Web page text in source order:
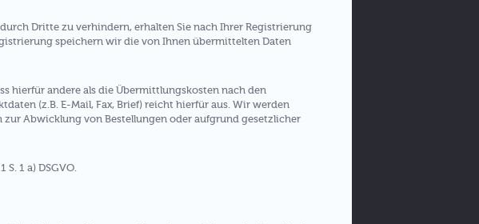
Dritte zu verhindern, erhalten Sie nach Ihrer Registrierung
speichern wir die von Ihnen übermittelten Daten
hierfür andere als die Übermittlungskosten nach den
(z.B. E-Mail, Fax, Brief) reicht hierfür aus. Wir werden
Abwicklung von Bestellungen oder aufgrund gesetzlicher
1 a) DSGVO.